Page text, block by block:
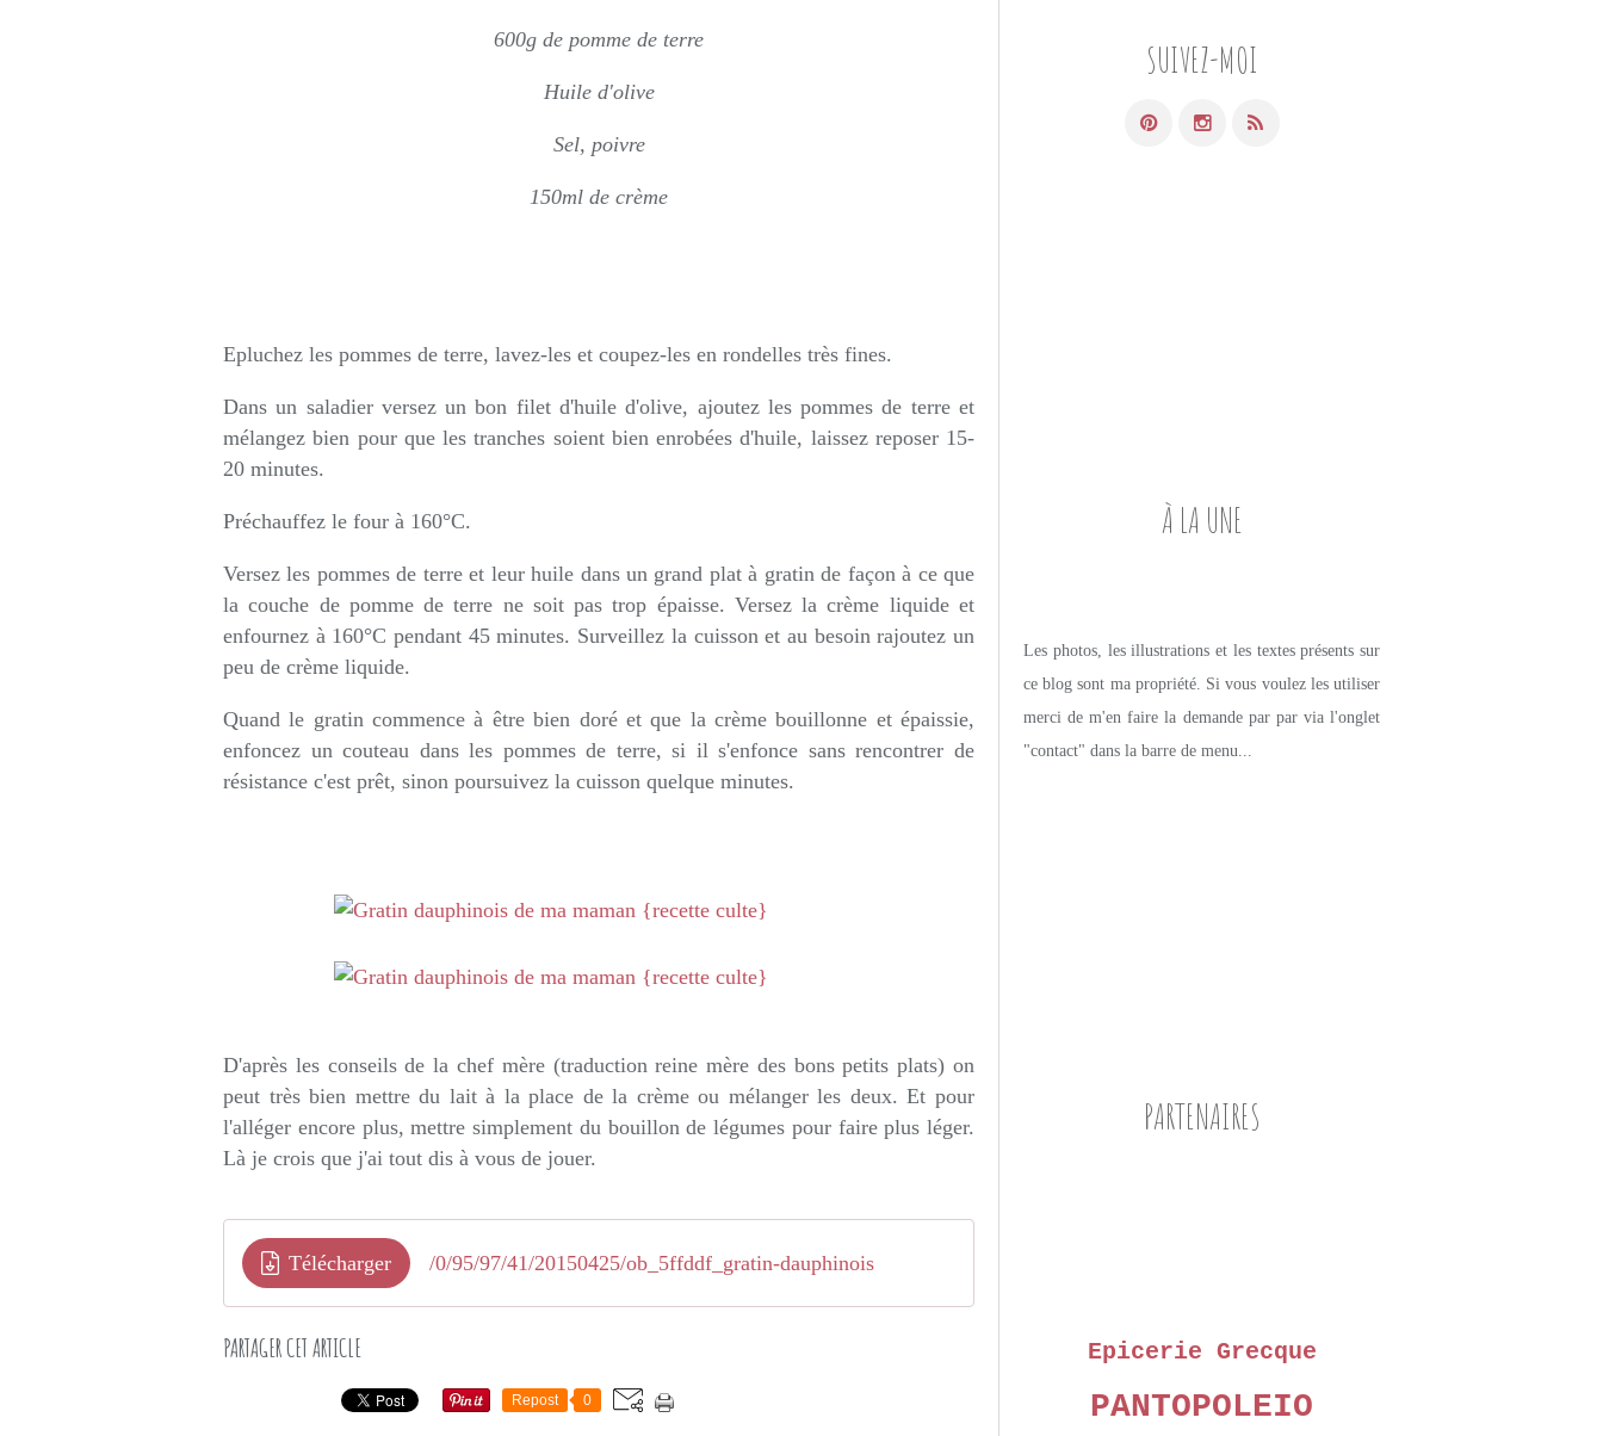
600g de pomme de terre
Huile d'olive
Sel, poivre
150ml de crème
Epluchez les pommes de terre, lavez-les et coupez-les en rondelles très fines.
Dans un saladier versez un bon filet d'huile d'olive, ajoutez les pommes de terre et
mélangez bien pour que les tranches soient bien enrobées d'huile, laissez reposer 15-
20 minutes.
Préchauffez le four à 160°C.
Versez les pommes de terre et leur huile dans un grand plat à gratin de façon à ce que
la couche de pomme de terre ne soit pas trop épaisse. Versez la crème liquide et
enfournez à 160°C pendant 45 minutes. Surveillez la cuisson et au besoin rajoutez un
peu de crème liquide.
Quand le gratin commence à être bien doré et que la crème bouillonne et épaissie,
enfoncez un couteau dans les pommes de terre, si il s'enfonce sans rencontrer de
résistance c'est prêt, sinon poursuivez la cuisson quelque minutes.
D'après les conseils de la chef mère (traduction reine mère des bons petits plats) on
peut très bien mettre du lait à la place de la crème ou mélanger les deux. Et pour
l'alléger encore plus, mettre simplement du bouillon de légumes pour faire plus léger.
Là je crois que j'ai tout dis à vous de jouer.
Télécharger /0/95/97/41/20150425/ob_5ffddf_gratin-dauphinois
PARTAGER CET ARTICLE
Repost 0
SUIVEZ-MOI
À LA UNE
Les photos, les illustrations et les textes présents sur
ce blog sont ma propriété. Si vous voulez les utiliser
merci de m'en faire la demande par par via l'onglet
"contact" dans la barre de menu...
PARTENAIRES
Epicerie Grecque
PANTOPOLEIO